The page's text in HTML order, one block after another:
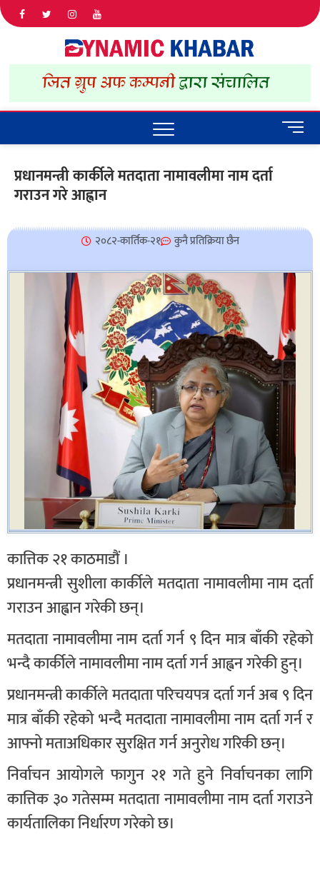
IN NEPAL
M
e
n
प्रधानमन्त्री कार्कीले मतदाता नामावलीमा नाम दर्ता
गराउन गरे आह्वान
२०८२-कार्तिक-२१ कुनै प्रतिक्रिया छैन
कात्तिक २१ काठमाडौं ।
प्रधानमन्त्री सुशीला कार्कीले मतदाता नामावलीमा नाम दर्ता
गराउन आह्वान गरेकी छन्।
मतदाता नामावलीमा नाम दर्ता गर्न ९ दिन मात्र बाँकी रहेको
भन्दै कार्कीले नामावलीमा नाम दर्ता गर्न आह्वन गरेकी हुन्।
प्रधानमन्त्री कार्कीले मतदाता परिचयपत्र दर्ता गर्न अब ९ दिन
मात्र बाँकी रहेको भन्दै मतदाता नामावलीमा नाम दर्ता गर्न र
आफ्नो मताअधिकार सुरक्षित गर्न अनुरोध गरिकी छन्।
निर्वाचन आयोगले फागुन २१ गते हुने निर्वाचनका लागि
कात्तिक ३० गतेसम्म मतदाता नामावलीमा नाम दर्ता गराउने
कार्यतालिका निर्धारण गरेको छ।